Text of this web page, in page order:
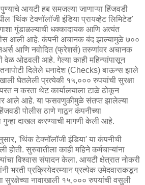
पुण्याचे आयटी हब समजल्या जाणाऱ्या हिंजवडी
'थिंक टेक्नॉलॉजी इंडिया प्रायव्हेट लिमिटेड'
गुंडाळल्याची धक्कादायक आणि अत्यंत
आली आहे. कंपनी अचानक बंद झाल्यामुळे ७००
आणि नवोदित (फ्रेशर्स) तरुणांवर अचानक
वेळ ओढवली आहे. गेल्या काही महिन्यांपासून
दिलेले धनादेश (Checks) बाऊन्स झाले
घेतलेली प्रत्येकी १५,००० रुपयांची सुरक्षा
न करता थेट कार्यालयाला टाळे ठोकून
आले आहे. या फसवणुकीमुळे संतप्त झालेल्या
पोलीस ठाणे गाठून कंपनीच्या
दाखल करण्याची मागणी केली आहे.
'थिंक टेक्नॉलॉजी इंडिया' या कंपनीची
सुरुवातीला काही महिने कर्मचाऱ्यांना
विश्वास संपादन केला. आयटी क्षेत्रात नोकरी
भरती प्रक्रियेदरम्यान प्रत्येक उमेदवाराकडून
सुरक्षेच्या नावाखाली १५,००० रुपयांची वसुली